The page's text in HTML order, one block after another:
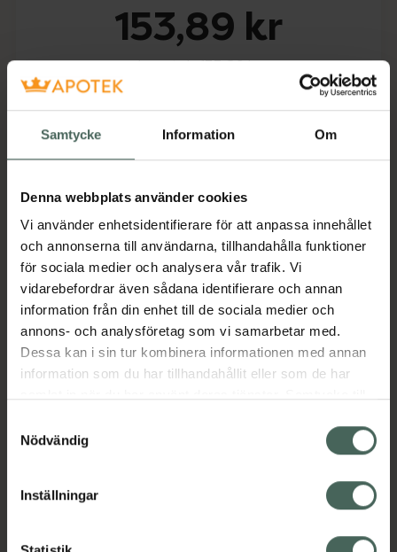
Samtycke Information Om
Denna webbplats använder cookies
Vi använder enhetsidentifierare för att anpassa innehållet
och annonserna till användarna, tillhandahålla funktioner
för sociala medier och analysera vår trafik. Vi
vidarebefordrar även sådana identifierare och annan
information från din enhet till de sociala medier och
annons- och analysföretag som vi samarbetar med.
Dessa kan i sin tur kombinera informationen med annan
information som du har tillhandahållit eller som de har
återkalla ditt samtycke via webbplatsens
cookieinställningar. Ett återkallat samtycke påverkar inte
lagligheten av behandling som skett innan återkallelsen.
Nödvändig
Inställningar
153,89 kr
I apotek:153,89 kr
Köp via ditt recept
Beskrivning Dölj
Läs alltid bipacksedeln innan
användning.
EAN:
07046261616522